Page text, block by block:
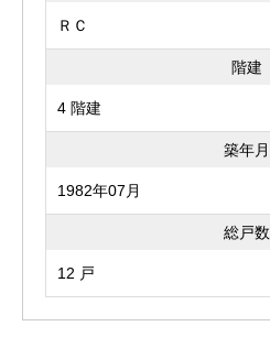
ＲＣ
階建
4 階建
築年月
1982年07月
総戸数
12 戸